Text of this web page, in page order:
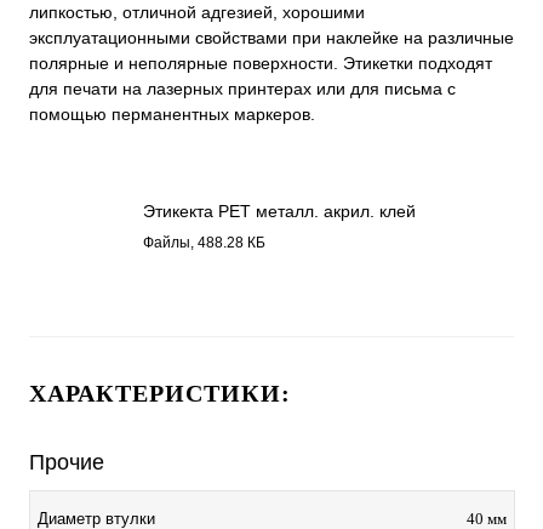
липкостью, отличной адгезией, хорошими
эксплуатационными свойствами при наклейке на различные
полярные и неполярные поверхности. Этикетки подходят
для печати на лазерных принтерах или для письма с
помощью перманентных маркеров.
Этикекта PET металл. акрил. клей
12120.pdf
Файлы, 488.28 КБ
ХАРАКТЕРИСТИКИ:
Прочие
Диаметр втулки 40 мм